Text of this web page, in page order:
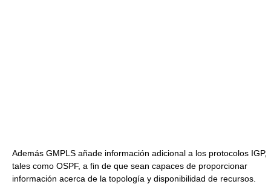
Además GMPLS añade información adicional a los protocolos IGP,
tales como OSPF, a fin de que sean capaces de proporcionar
información acerca de la topología y disponibilidad de recursos.